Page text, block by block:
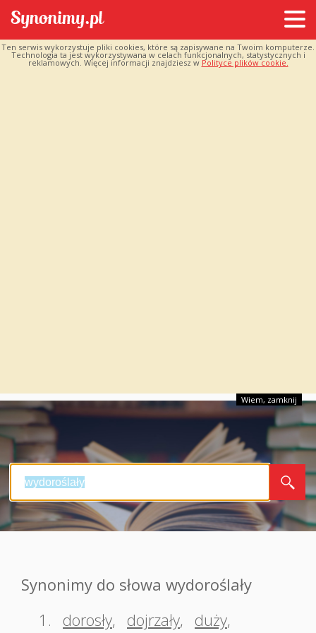
Ten serwis wykorzystuje pliki cookies, które są zapisywane na Twoim komputerze.
Technologia ta jest wykorzystywana w celach funkcjonalnych, statystycznych i
reklamowych. Więcej informacji znajdziesz w Polityce plików cookie.
Wiem, zamknij
Synonimy do słowa wydoroślały
1.
dorosły, dojrzały, duży,